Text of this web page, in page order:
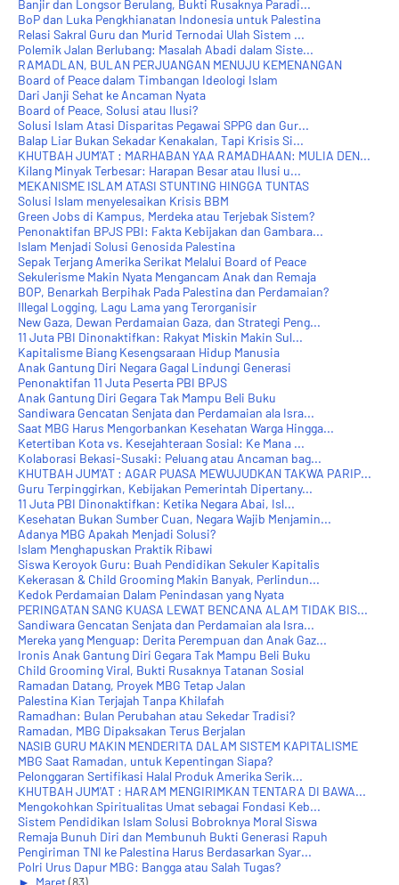
Banjir dan Longsor Berulang, Bukti Rusaknya Paradi...
BoP dan Luka Pengkhianatan Indonesia untuk Palestina
Relasi Sakral Guru dan Murid Ternodai Ulah Sistem ...
Polemik Jalan Berlubang: Masalah Abadi dalam Siste...
RAMADLAN, BULAN PERJUANGAN MENUJU KEMENANGAN
Board of Peace dalam Timbangan Ideologi Islam
Dari Janji Sehat ke Ancaman Nyata
Board of Peace, Solusi atau Ilusi?
Solusi Islam Atasi Disparitas Pegawai SPPG dan Gur...
Balap Liar Bukan Sekadar Kenakalan, Tapi Krisis Si...
KHUTBAH JUM'AT : MARHABAN YAA RAMADHAAN: MULIA DEN...
Kilang Minyak Terbesar: Harapan Besar atau Ilusi u...
MEKANISME ISLAM ATASI STUNTING HINGGA TUNTAS
Solusi Islam menyelesaikan Krisis BBM
Green Jobs di Kampus, Merdeka atau Terjebak Sistem?
Penonaktifan BPJS PBI: Fakta Kebijakan dan Gambara...
Islam Menjadi Solusi Genosida Palestina
Sepak Terjang Amerika Serikat Melalui Board of Peace
Sekulerisme Makin Nyata Mengancam Anak dan Remaja
BOP, Benarkah Berpihak Pada Palestina dan Perdamaian?
Illegal Logging, Lagu Lama yang Terorganisir
New Gaza, Dewan Perdamaian Gaza, dan Strategi Peng...
11 Juta PBI Dinonaktifkan: Rakyat Miskin Makin Sul...
Kapitalisme Biang Kesengsaraan Hidup Manusia
Anak Gantung Diri Negara Gagal Lindungi Generasi
Penonaktifan 11 Juta Peserta PBI BPJS
Anak Gantung Diri Gegara Tak Mampu Beli Buku
Sandiwara Gencatan Senjata dan Perdamaian ala Isra...
Saat MBG Harus Mengorbankan Kesehatan Warga Hingga...
Ketertiban Kota vs. Kesejahteraan Sosial: Ke Mana ...
Kolaborasi Bekasi-Susaki: Peluang atau Ancaman bag...
KHUTBAH JUM'AT : AGAR PUASA MEWUJUDKAN TAKWA PARIP...
Guru Terpinggirkan, Kebijakan Pemerintah Dipertany...
11 Juta PBI Dinonaktifkan: Ketika Negara Abai, Isl...
Kesehatan Bukan Sumber Cuan, Negara Wajib Menjamin...
Adanya MBG Apakah Menjadi Solusi?
Islam Menghapuskan Praktik Ribawi
Siswa Keroyok Guru: Buah Pendidikan Sekuler Kapitalis
Kekerasan & Child Grooming Makin Banyak, Perlindun...
Kedok Perdamaian Dalam Penindasan yang Nyata
PERINGATAN SANG KUASA LEWAT BENCANA ALAM TIDAK BIS...
Sandiwara Gencatan Senjata dan Perdamaian ala Isra...
Mereka yang Menguap: Derita Perempuan dan Anak Gaz...
Ironis Anak Gantung Diri Gegara Tak Mampu Beli Buku
Child Grooming Viral, Bukti Rusaknya Tatanan Sosial
Ramadan Datang, Proyek MBG Tetap Jalan
Palestina Kian Terjajah Tanpa Khilafah
Ramadhan: Bulan Perubahan atau Sekedar Tradisi?
Ramadan, MBG Dipaksakan Terus Berjalan
NASIB GURU MAKIN MENDERITA DALAM SISTEM KAPITALISME
MBG Saat Ramadan, untuk Kepentingan Siapa?
Pelonggaran Sertifikasi Halal Produk Amerika Serik...
KHUTBAH JUM'AT : HARAM MENGIRIMKAN TENTARA DI BAWA...
Mengokohkan Spiritualitas Umat sebagai Fondasi Keb...
Sistem Pendidikan Islam Solusi Bobroknya Moral Siswa
Remaja Bunuh Diri dan Membunuh Bukti Generasi Rapuh
Pengiriman TNI ke Palestina Harus Berdasarkan Syar...
Polri Urus Dapur MBG: Bangga atau Salah Tugas?
► Maret(83)